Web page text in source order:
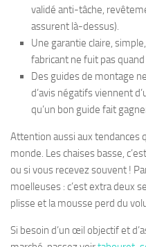
validé anti-tâche,
assurent là-dessus).
Une garantie claire,
fabricant ne fuit pas
Des guides de montage
d’avis négatifs viennent
qu’un bon guide fait
Attention aussi aux tendances
monde. Les chaises basse,
ou si vous recevez souvent !
moelleuses : c’est extra deux
plisse et la mousse perd du
Si besoin d’un œil objectif et